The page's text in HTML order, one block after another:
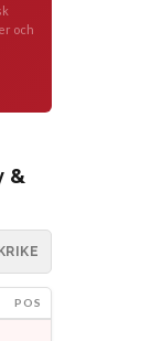
och
&
POS